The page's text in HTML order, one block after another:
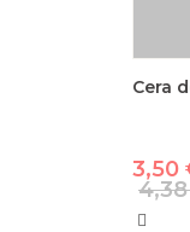
Cera
3,50